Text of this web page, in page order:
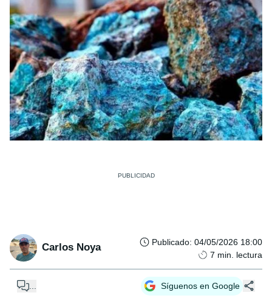
Carlos Noya Publicado: 04/05/2026 18:00
7 min. lectura
Síguenos en Google